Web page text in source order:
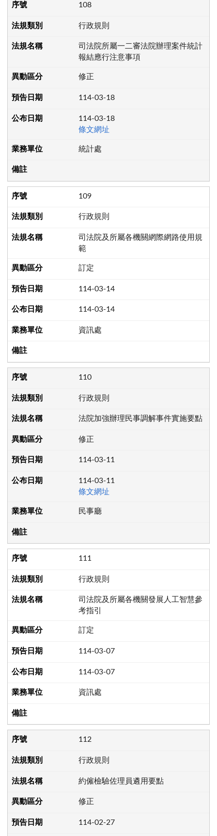
108
行政規則
司法院所屬一二審法院辦理案件統計
報結應行注意事項
修正
114-03-18
114-03-18
條文網址
統計處
109
行政規則
司法院及所屬各機關網際網路使用規
範
訂定
114-03-14
114-03-14
資訊處
110
行政規則
法院加強辦理民事調解事件實施要點
修正
114-03-11
114-03-11
條文網址
民事廳
111
行政規則
司法院及所屬各機關發展人工智慧參
考指引
訂定
114-03-07
114-03-07
資訊處
112
行政規則
約僱檢驗佐理員遴用要點
修正
114-02-27